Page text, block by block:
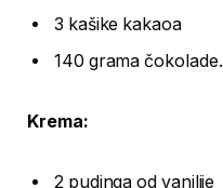
3 kašike kakaoa
140 grama čokolade.
Krema:
2 pudinga od vanilije